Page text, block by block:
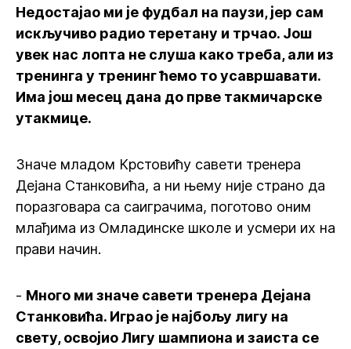
Недостајао ми је фудбал на паузи, јер сам
искључиво радио теретану и трчао. Још
увек нас лопта не слуша како треба, али из
тренинга у тренинг ћемо то усавршавати.
Има још месец дана до прве такмичарске
утакмице.
Значе младом Крстовићу савети тренера
Дејана Станковића, а ни њему није страно да
поразговара са саиграчима, поготово оним
млађима из Омладинске школе и усмери их на
прави начин.
- Много ми значе савети тренера Дејана
Станковића. Играо је најбољу лигу на
свету, освојио Лигу шампиона и заиста се